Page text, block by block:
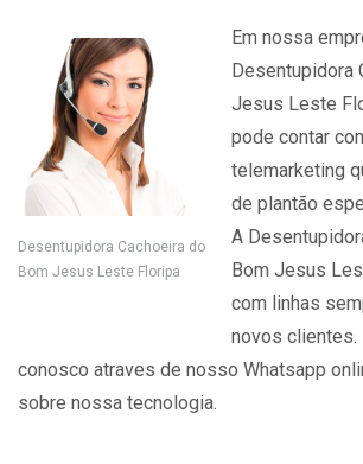
Desentupidora Cachoeira do
Bom Jesus Leste Floripa
Em nossa
Desentupidora
Jesus Leste
pode contar
telemarketing
de plantão
A
Bom Jesus
com linhas
novos clientes.
conosco atraves de nosso Whatsapp
sobre nossa tecnologia.